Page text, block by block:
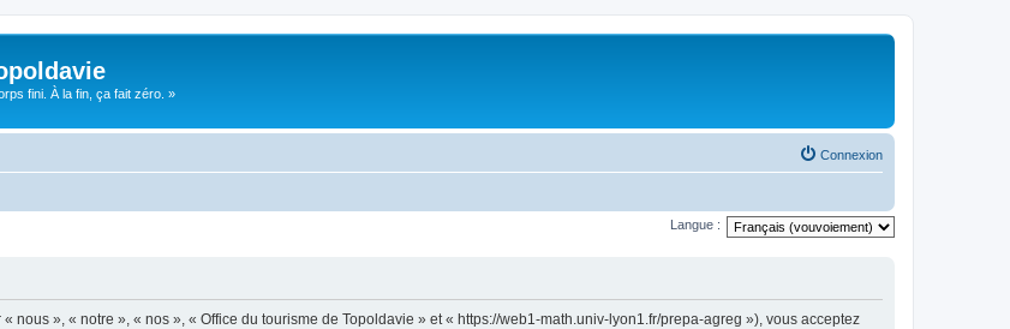
fini. À la fin, ça fait zéro. »
Connexion
Langue :
nous », « notre », « nos », « Office du tourisme de Topoldavie » et « https://web1-math.univ-lyon1.fr/prepa-agreg »), vous acceptez